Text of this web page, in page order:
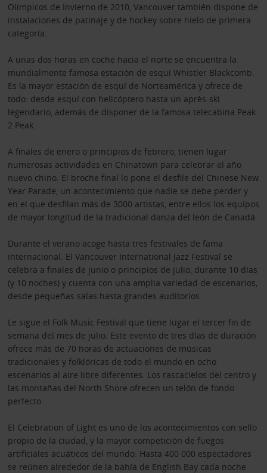
Olímpicos de Invierno de 2010, Vancouver también dispone de
instalaciones de patinaje y de hockey sobre hielo de primera
categoría.
A unas dos horas en coche hacia el norte se encuentra la
mundialmente famosa estación de esquí Whistler Blackcomb.
Es la mayor estación de esquí de Norteamérica y ofrece de
todo: desde esquí con helicóptero hasta un après-ski
legendario, además de disponer de la famosa telecabina Peak
2 Peak.
A finales de enero o principios de febrero, tienen lugar
numerosas actividades en Chinatown para celebrar el año
nuevo chino. El broche final lo pone el desfile del Chinese New
Year Parade, un acontecimiento que nadie se debe perder y
en el que desfilan más de 3000 artistas, entre ellos los equipos
de mayor longitud de la tradicional danza del león de Canadá.
Durante el verano acoge hasta tres festivales de fama
internacional. El Vancouver International Jazz Festival se
celebra a finales de junio o principios de julio, durante 10 días
(y 10 noches) y cuenta con una amplia variedad de escenarios,
desde pequeñas salas hasta grandes auditorios.
Le sigue el Folk Music Festival que tiene lugar el tercer fin de
semana del mes de julio. Este evento de tres días de duración
ofrece más de 70 horas de actuaciones de músicas
tradicionales y folklóricas de todo el mundo en ocho
escenarios al aire libre diferentes. Los rascacielos del centro y
las montañas del North Shore ofrecen un telón de fondo
perfecto.
El Celebration of Light es uno de los acontecimientos con sello
propio de la ciudad, y la mayor competición de fuegos
artificiales acuáticos del mundo. Hasta 400 000 espectadores
se reúnen alrededor de la bahía de English Bay cada noche